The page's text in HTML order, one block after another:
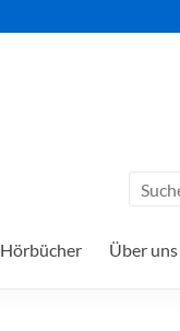
Hörbücher Über uns